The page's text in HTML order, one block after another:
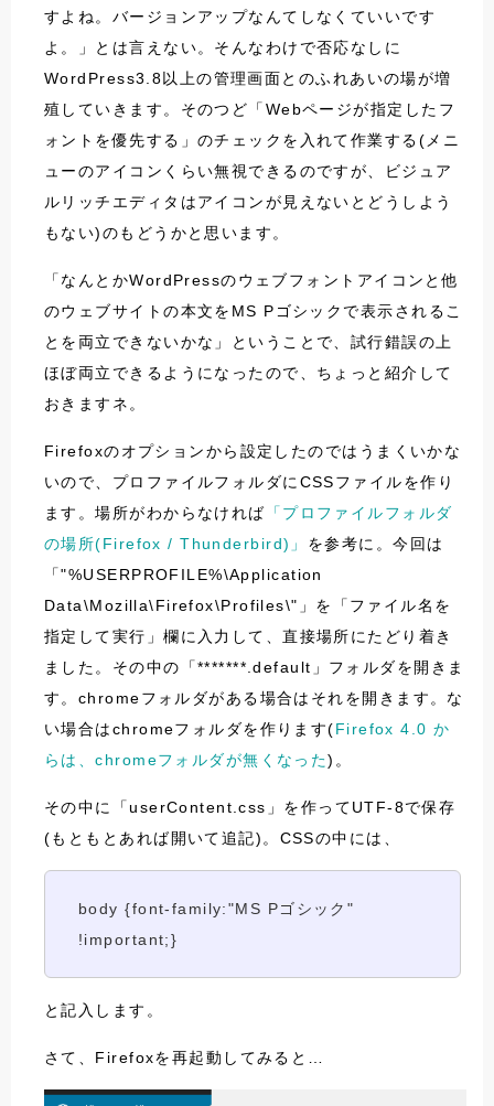
すよね。バージョンアップなんてしなくていいです
よ。」とは言えない。そんなわけで否応なしに
WordPress3.8以上の管理画面とのふれあいの場が増
殖していきます。そのつど「Webページが指定したフ
ォントを優先する」のチェックを入れて作業する(メニ
ューのアイコンくらい無視できるのですが、ビジュア
ルリッチエディタはアイコンが見えないとどうしよう
もない)のもどうかと思います。
「なんとかWordPressのウェブフォントアイコンと他
のウェブサイトの本文をMS Pゴシックで表示されるこ
とを両立できないかな」ということで、試行錯誤の上
ほぼ両立できるようになったので、ちょっと紹介して
おきますネ。
Firefoxのオプションから設定したのではうまくいかな
いので、プロファイルフォルダにCSSファイルを作り
ます。場所がわからなければ 「プロファイルフォルダ
の場所(Firefox / Thunderbird)」 を参考に。今回は
「"%USERPROFILE%\Application
Data\Mozilla\Firefox\Profiles\"」を「ファイル名を
指定して実行」欄に入力して、直接場所にたどり着き
ました。その中の「*******.default」フォルダを開きま
す。chromeフォルダがある場合はそれを開きます。な
い場合はchromeフォルダを作ります(Firefox 4.0 か
らは、chromeフォルダが無くなった)。
その中に「userContent.css」を作ってUTF-8で保存
(もともとあれば開いて追記)。CSSの中には、
body {font-family:"MS Pゴシック"
!important;}
と記入します。
さて、Firefoxを再起動してみると…